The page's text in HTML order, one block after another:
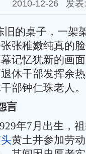
2010-12-26 发表:
的桌子，一架
张稚嫩纯真的
记忆犹新的画
休干部发挥余
部钟仁珠老人。
言
年7月出生，
黄土井参加劳